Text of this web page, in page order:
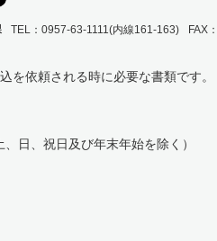
TEL：0957-63-1111(内線161-163) FAX
を依頼される時に必要な書類です。
日、祝日及び年末年始を除く）